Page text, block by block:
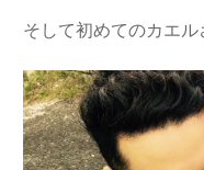
そして初めてのカエ